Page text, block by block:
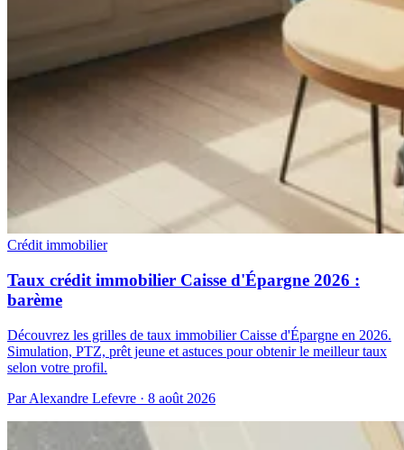
Crédit immobilier
Taux crédit immobilier Caisse d'Épargne 2026 :
barème
Découvrez les grilles de taux immobilier Caisse d'Épargne en 2026.
Simulation, PTZ, prêt jeune et astuces pour obtenir le meilleur taux
selon votre profil.
Par Alexandre Lefevre · 8 août 2026